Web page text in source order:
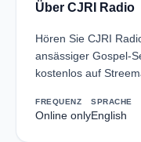
Über CJRI Radio
Hören Sie CJRI
ansässiger Gospel-
kostenlos auf
FREQUENZ
Online only
SPRACHE
English